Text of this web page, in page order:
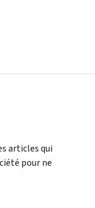
articles qui
pour ne